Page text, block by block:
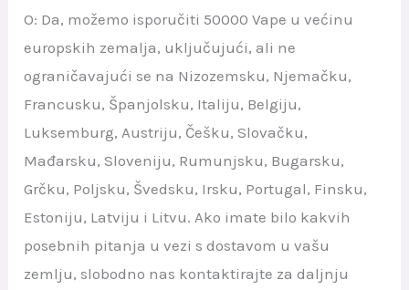
O: Da, možemo isporučiti 50000 Vape u većinu
europskih zemalja, uključujući, ali ne
ograničavajući se na Nizozemsku, Njemačku,
Francusku, Španjolsku, Italiju, Belgiju,
Luksemburg, Austriju, Češku, Slovačku,
Mađarsku, Sloveniju, Rumunjsku, Bugarsku,
Grčku, Poljsku, Švedsku, Irsku, Portugal, Finsku,
Estoniju, Latviju i Litvu. Ako imate bilo kakvih
posebnih pitanja u vezi s dostavom u vašu
zemlju, slobodno nas kontaktirajte za daljnju